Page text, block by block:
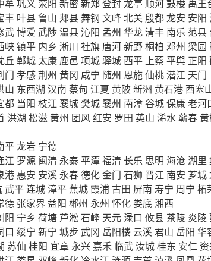
牟巩义 荥阳 新密 新郑登封龙亭 顺河鼓楼 禹王
丰 叶县鲁山 郏县舞钢 文峰 北关 殷都龙安 安阳
武博爱 武陟 温县沁阳 孟州 华龙清丰 南乐 范县
峡镇平 内乡 淅川 社旗 唐河新野桐柏 邓州 梁园
丘 郸城 太康 鹿邑 项城驿城 西平 上蔡 平舆 正阳
门 孝感荆州 黄冈 咸宁 随州 恩施仙桃潜江 天门
山 东西湖 汉南 蔡甸 江夏 黄陂 新洲 黄石港 西塞
都 当阳 枝江 襄城樊城襄州 南漳谷城保康老河
洪湖 松滋黄州 团风红安 罗田 英山 浠水蕲春
平龙岩 宁德
江 罗源 闽清 永泰平潭福清 长乐 思明 海沧 湖里
港 惠安 安溪 永春德化金门 石狮 晋江 南安 芗城
武平连城 漳平 蕉城 霞浦古田 屏南 寿宁 周宁 柘
德 张家界 益阳 郴州 永州 怀化 娄底湘西
阳 宁乡 荷塘 芦淞石峰 天元 渌口 攸县茶陵 炎陵
口 绥宁 新宁 城步 武冈 岳阳楼 云溪君山 岳阳 华
苏仙 桂阳 宜章 永兴 嘉禾 临武 汝城桂东 安仁